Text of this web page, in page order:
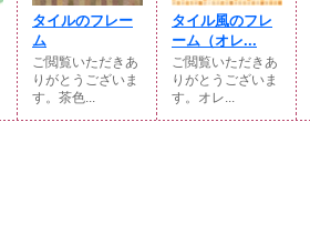
タイルのフレー
ム
ご閲覧いただきあ
りがとうございま
す。茶色...
タイル風のフレ
ーム（オレ...
ご閲覧いただきあ
りがとうございま
す。オレ...